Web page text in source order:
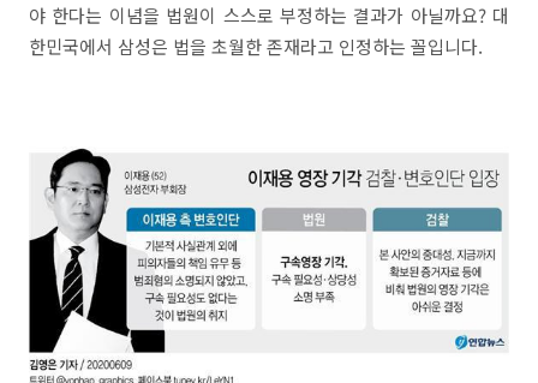
야 한다는 이념을 법원이 스스로 부정하는 결과가 아닐까요? 대
한민국에서 삼성은 법을 초월한 존재라고 인정하는 꼴입니다.